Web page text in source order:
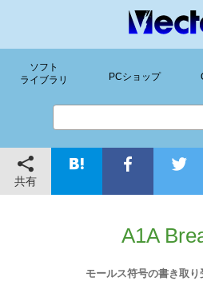
ソフト
ライブラリ
PCショップ
共有
A1A
モールス符号の書き取り